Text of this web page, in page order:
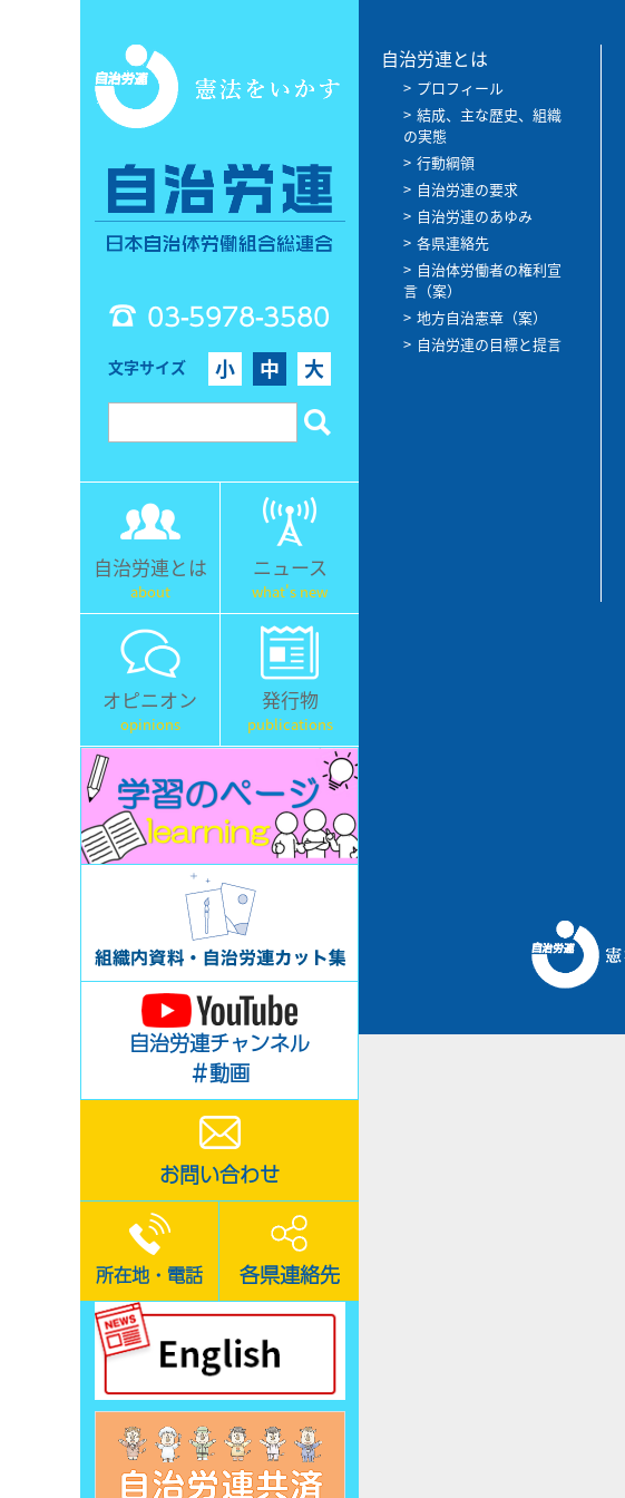
03-5978-3580
文字サイズ 小 中 大
自治労連とは
about
ニュース
what's new
オピニオン
opinions
発行物
publications
自治労連チャンネル
＃動画
お問い合わせ
所在地・電話 各県連絡先
自治労連とは
プロフィール
結成、主な歴史、組織
の実態
行動綱領
自治労連の要求
自治労連のあゆみ
各県連絡先
自治体労働者の権利宣
言（案）
地方自治憲章（案）
自治労連の目標と提言